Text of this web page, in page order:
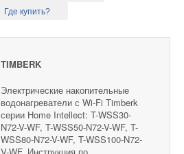
Где купить?
TIMBERK
Электрические накопительные
водонагреватели с Wi-Fi Timberk
серии Home Intellect: T-WSS30-
N72-V-WF, T-WSS50-N72-V-WF, T-
WSS80-N72-V-WF, T-WSS100-N72-